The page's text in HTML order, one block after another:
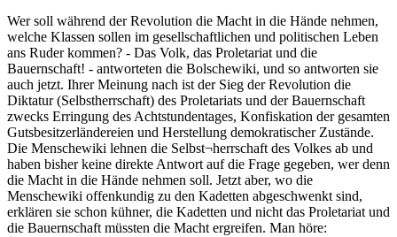
Wer soll während der Revolution die Macht in die Hände nehmen,
welche Klassen sollen im gesellschaftlichen und politischen Leben
ans Ruder kommen? - Das Volk, das Proletariat und die
Bauernschaft! - antworteten die Bolschewiki, und so antworten sie
auch jetzt. Ihrer Meinung nach ist der Sieg der Revolution die
Diktatur (Selbstherrschaft) des Proletariats und der Bauernschaft
zwecks Erringung des Achtstundentages, Konfiskation der gesamten
Gutsbesitzerländereien und Herstellung demokratischer Zustände.
Die Menschewiki lehnen die Selbst¬herrschaft des Volkes ab und
haben bisher keine direkte Antwort auf die Frage gegeben, wer denn
die Macht in die Hände nehmen soll. Jetzt aber, wo die
Menschewiki offenkundig zu den Kadetten abgeschwenkt sind,
erklären sie schon kühner, die Kadetten und nicht das Proletariat und
die Bauernschaft müssten die Macht ergreifen. Man höre: